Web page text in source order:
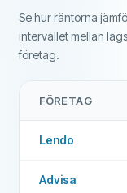
FÖRETAG
Lendo
Advisa
Se hur räntorna
intervallet mellan
företag.